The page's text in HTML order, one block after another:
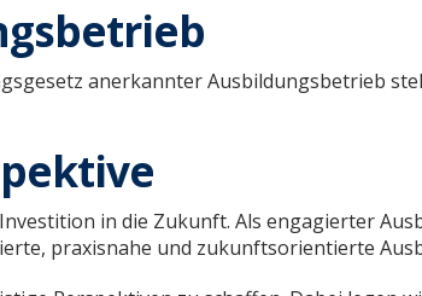
anerkannter Ausbildungsbetrieb
in die Zukunft. Als engagierter
praxisnahe und zukunftsorientierte